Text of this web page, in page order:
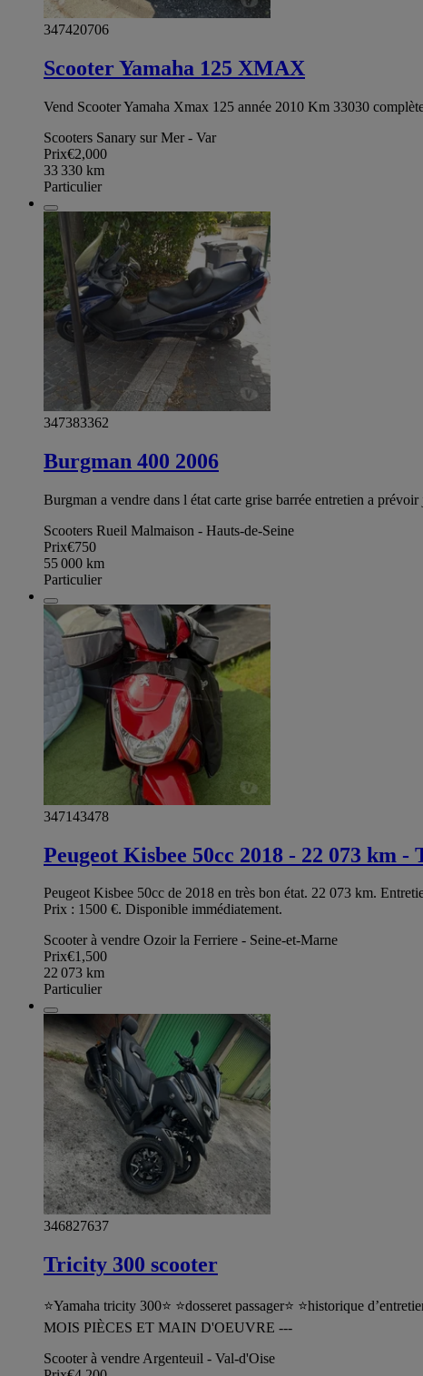
347420706
Scooter Yamaha 125 XMAX
Vend Scooter Yamaha Xmax 125 année 2010 Km 33030
Scooters Sanary sur Mer - Var
Prix€2,000
33 330 km
Particulier
347383362
Burgman 400 2006
Burgman a vendre dans l état carte grise barrée entretien a
Scooters Rueil Malmaison - Hauts-de-Seine
Prix€750
55 000 km
Particulier
347143478
Peugeot Kisbee 50cc 2018 - 22 073 km -
Peugeot Kisbee 50cc de 2018 en très bon état. 22 073 km.
Prix : 1500 €. Disponible immédiatement.
Scooter à vendre Ozoir la Ferriere - Seine-et-Marne
Prix€1,500
22 073 km
Particulier
346827637
Tricity 300 scooter
⭐️Yamaha tricity 300⭐️ ⭐️dosseret passager⭐️ ⭐️historique
MOIS PIÈCES ET MAIN D'OEUVRE ---
Scooter à vendre Argenteuil - Val-d'Oise